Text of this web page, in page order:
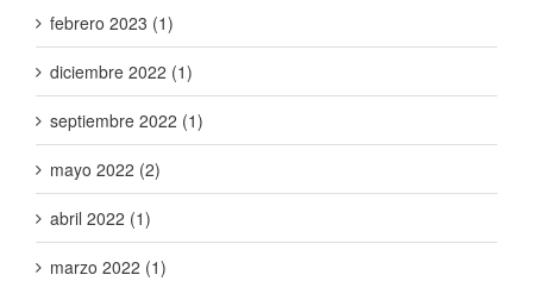
febrero 2023 (1)
diciembre 2022 (1)
septiembre 2022 (1)
mayo 2022 (2)
abril 2022 (1)
marzo 2022 (1)